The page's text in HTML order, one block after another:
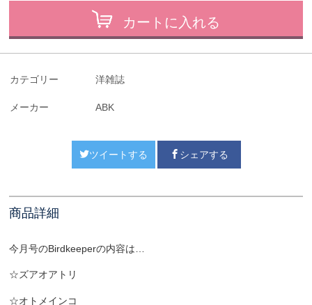
カートに入れる
カテゴリー 洋雑誌
メーカー ABK
ツイートする シェアする
商品詳細
今月号のBirdkeeperの内容は…
☆ズアオアトリ
☆オトメインコ